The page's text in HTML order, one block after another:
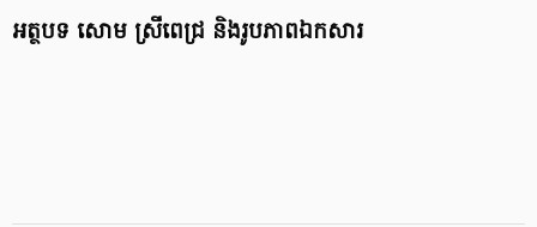
អត្ថបទ សោម ស្រីពេជ្រ និងរូបភាពឯកសារ